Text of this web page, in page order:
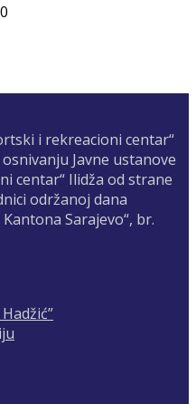
i rekreacioni centar“
Javne ustanove
centar“ Ilidža od strane
održanoj dana
Sarajevo“, br.